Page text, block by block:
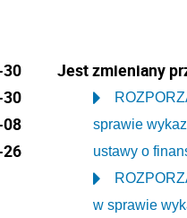
Jest zmieniany
sprawie
ustawy o
w sprawie